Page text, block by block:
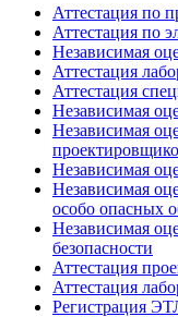
Аттестация по
Аттестация по
Независимая
Аттестация
Аттестация
Независимая
Независимая
Независимая
Независимая
особо опасных
Независимая
безопасности
Аттестация
Аттестация
Регистрация